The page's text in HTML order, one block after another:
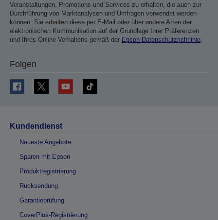
Veranstaltungen, Promotions und Services zu erhalten, die auch zur
Durchführung von Marktanalysen und Umfragen verwendet werden
können. Sie erhalten diese per E-Mail oder über andere Arten der
elektronischen Kommunikation auf der Grundlage Ihrer Präferenzen
und Ihres Online-Verhaltens gemäß der Epson Datenschutzrichtlinie
Folgen
Kundendienst
Neueste Angebote
Sparen mit Epson
Produktregistrierung
Rücksendung
Garantieprüfung
CoverPlus-Registrierung